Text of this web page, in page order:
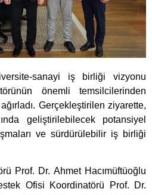
sanayi iş birliği vizyonu
önemli temsilcilerinden
Gerçekleştirilen ziyarette,
geliştirilebilecek potansiyel
ve sürdürülebilir iş birliği
Prof. Dr. Ahmet Hacımüftüoğlu
Ofisi Koordinatörü Prof. Dr.